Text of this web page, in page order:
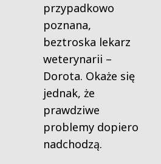
przypadkowo
poznana,
beztroska lekarz
weterynarii –
Dorota. Okaże się
jednak, że
prawdziwe
problemy dopiero
nadchodzą.